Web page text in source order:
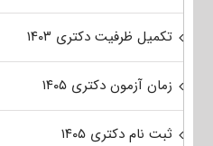
تکمیل ظرفیت دکتری ۱۴۰۳
زمان آزمون دکتری ۱۴۰۵
ثبت نام دکتری ۱۴۰۵